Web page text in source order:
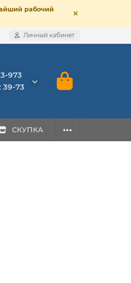
рабочий
Личный кабинет
973
39-73
СКУПКА